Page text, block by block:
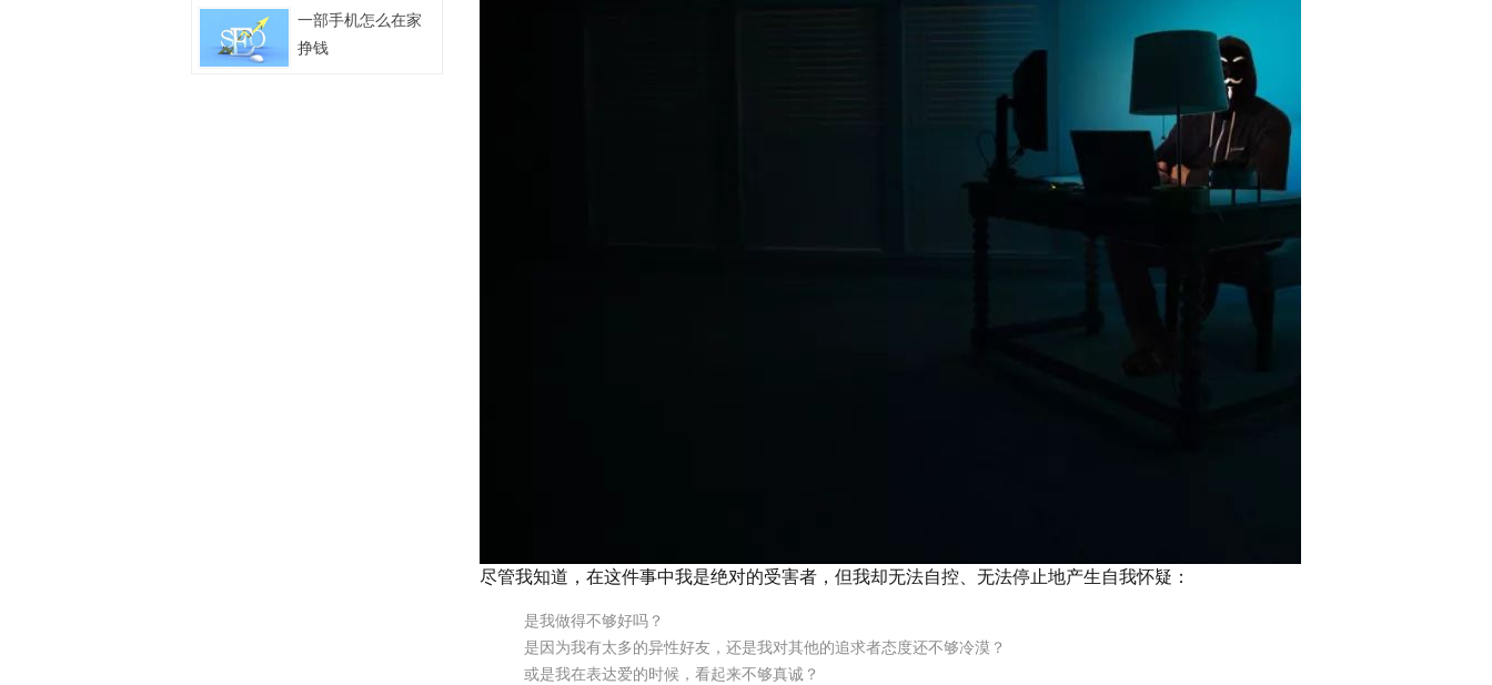
一部手机怎么在家
挣钱
尽管我知道，在这件事中我是绝对的受害者，但我却无法自控、无法停止地产生自我怀疑：
是我做得不够好吗？
是因为我有太多的异性好友，还是我对其他的追求者态度还不够冷漠？
或是我在表达爱的时候，看起来不够真诚？